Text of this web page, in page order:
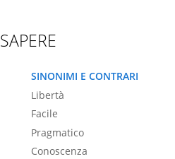
SAPERE
SINONIMI E CONTRARI
Libertà
Facile
Pragmatico
Conoscenza